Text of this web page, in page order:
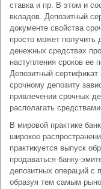
ставка и пр. В этом и
вкладов. Депозитный
документе свойства
просто может получить
денежных средствах
наступления сроков ее
Депозитный
срочному депозиту
привлечении срочных
располагать
В мировой практике
широкое
практикуется выпуск
продаваться банку-
депозитных операций с
образуя тем самым